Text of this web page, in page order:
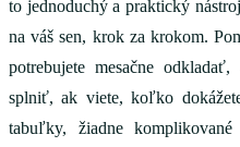
to jednoduchý a praktický
na váš sen, krok za krokom.
potrebujete mesačne
splniť, ak viete, koľko
tabuľky, žiadne